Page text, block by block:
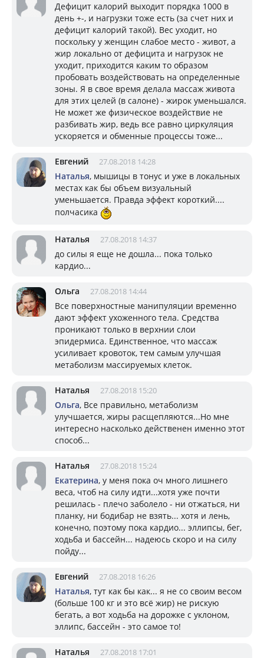
Дефицит калорий выходит порядка 1000 в
день +-, и нагрузки тоже есть (за счет них и
дефицит калорий такой). Вес уходит, но
поскольку у женщин слабое место - живот, а
жир локально от дефицита и нагрузок не
уходит, приходится каким то образом
пробовать воздействовать на определенные
зоны. Я в свое время делала массаж живота
для этих целей (в салоне) - жирок уменьшался.
Не может же физическое воздействие не
разбивать жир, ведь все равно циркуляция
ускоряется и обменные процессы тоже...
Евгений 27.08.2018 14:28
Наталья, мышицы в тонус и уже в локальных
местах как бы объем визуальный
уменьшается. Правда эффект короткий....
полчасика
Наталья 27.08.2018 14:37
до силы я еще не дошла... пока только
кардио...
Ольга 27.08.2018 14:44
Все поверхностные манипуляции временно
дают эффект ухоженного тела. Средства
проникают только в верхнии слои
эпидермиса. Единственное, что массаж
усиливает кровоток, тем самым улучшая
метаболизм массируемых клеток.
Наталья 27.08.2018 15:20
Ольга, Все правильно, метаболизм
улучшается, жиры расщепляются...Но мне
интересно насколько действенен именно этот
способ...
Наталья 27.08.2018 15:24
Екатерина, у меня пока оч много лишнего
веса, чтоб на силу идти...хотя уже почти
решилась - плечо заболело - ни отжаться, ни
планку, ни бодибар не взять... хотя и лень,
конечно, поэтому пока кардио... эллипсы, бег,
ходьба и бассейн... надеюсь скоро и на силу
пойду...
Евгений 27.08.2018 16:26
Наталья, тут как бы как... я не со своим весом
(больше 100 кг и это всё жир) не рискую
бегать, а вот ходьба на дорожке с уклоном,
эллипс, бассейн - это самое то!
Наталья 27.08.2018 17:01